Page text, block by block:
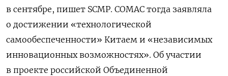
в сентябре, пишет SCMP. COMAC тогда заявляла
о достижении «технологической
самообеспеченности» Китаем и «независимых
инновационных возможностях». Об участии
в проекте российской Объединенной